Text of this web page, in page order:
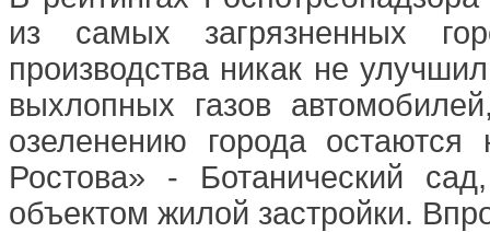
из самых загрязненных
производства никак не
выхлопных газов
озеленению города остаются
Ростова» - Ботанический
объектом жилой застройки.